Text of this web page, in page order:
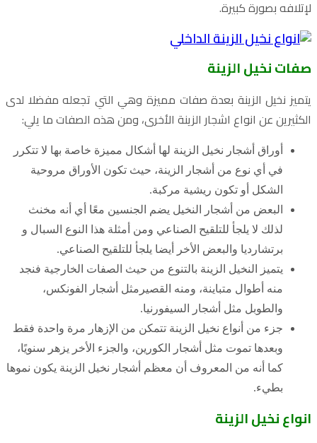
لإتلافه بصورة كبيرة.
صفات نخيل الزينة
يتميز نخيل الزينة بعدة صفات مميزة وهي التي تجعله مفضلا لدى
الكثيرين عن انواع اشجار الزينة الأخرى، ومن هذه الصفات ما يلي:
أوراق أشجار نخيل الزينة لها أشكال مميزة خاصة بها لا تتكرر
في أي نوع من أشجار الزينة، حيث تكون الأوراق مروحية
الشكل أو تكون ريشية مركبة.
البعض من أشجار النخيل يضم الجنسين معًا أي أنه مخنث
لذلك لا يلجأ للتلقيح الصناعي ومن أمثلة هذا النوع السبال و
برتشارديا والبعض الأخر أيضا يلجأ للتلقيح الصناعي.
يتميز النخيل الزينة بالتنوع من حيث الصفات الخارجية فنجد
منه أطوال متباينة، ومنه القصيرمثل أشجار الفونكس،
والطوبل مثل أشجار السيفورنيا.
جزء من أنواع نخيل الزينة تتمكن من الإزهار مرة واحدة فقط
وبعدها تموت مثل أشجار الكورين، والجزء الأخر يزهر سنويًا،
كما أنه من المعروف أن معظم أشجار نخيل الزينة يكون نموها
بطيء.
انواع نخيل الزينة